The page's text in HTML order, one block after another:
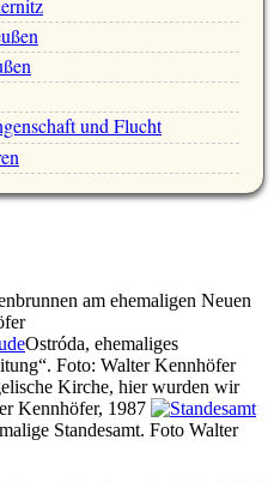
und Flucht
am ehemaligen Neuen
Ostróda, ehemaliges
. Foto: Walter Kennhöfer
Kirche, hier wurden wir
Kennhöfer, 1987
Standesamt. Foto Walter